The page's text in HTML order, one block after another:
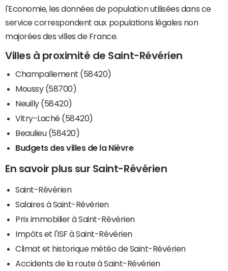
l'Economie, les données de population utilisées dans ce
service correspondent aux populations légales non
majorées des villes de France.
Villes à proximité de Saint-Révérien
Champallement (58420)
Moussy (58700)
Neuilly (58420)
Vitry-Laché (58420)
Beaulieu (58420)
Budgets des villes de la Nièvre
En savoir plus sur Saint-Révérien
Saint-Révérien
Salaires à Saint-Révérien
Prix immobilier à Saint-Révérien
Impôts et l'ISF à Saint-Révérien
Climat et historique météo de Saint-Révérien
Accidents de la route à Saint-Révérien